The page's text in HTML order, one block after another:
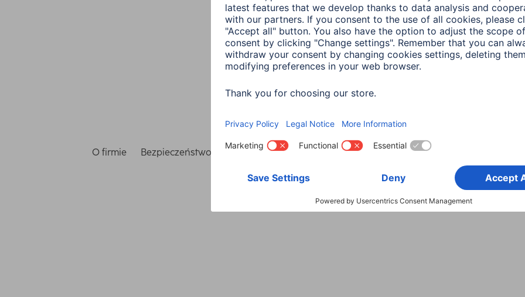
Wybierz kraj
O firmie Bezpieczeństwo i ochrona danych Warunki gwarancji Deklaracje zgodności